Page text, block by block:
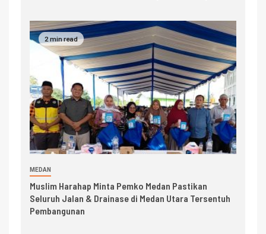
2 min read
MEDAN
Muslim Harahap Minta Pemko Medan Pastikan
Seluruh Jalan & Drainase di Medan Utara Tersentuh
Pembangunan